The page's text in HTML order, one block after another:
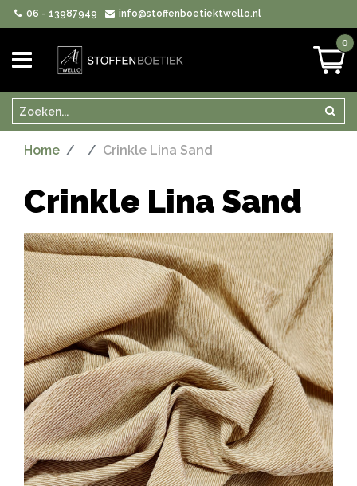
06 - 13987949 info@stoffenboetiektwello.nl
0
Zoeken
Home Crinkle Lina Sand
Crinkle Lina Sand